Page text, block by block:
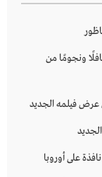
فنيًا حافلًا ونجومًا من
عرض فيلمه الجديد